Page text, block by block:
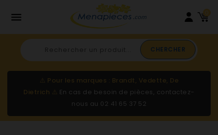
 0
CHERCHER
⚠️ Pour les marques : Brandt, Vedette, De
Dietrich ⚠️ En cas de besoin de pièces, contactez-
nous au 02 41 65 37 52